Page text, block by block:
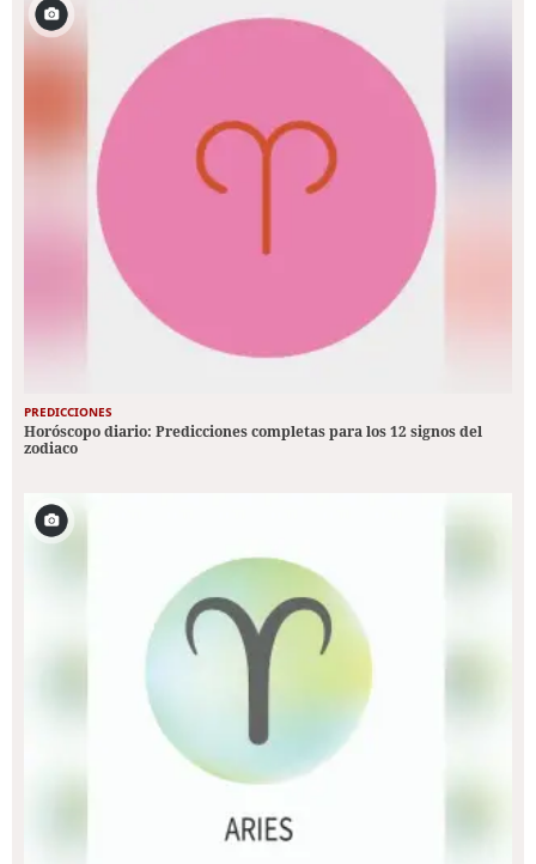
PREDICCIONES
Horóscopo diario: Predicciones completas para los 12 signos del
zodiaco